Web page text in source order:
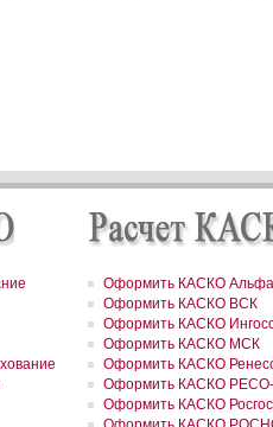
ООО «Атомэкспо»
квартиру на сумму
дом и квартиру на
области застраховал 2
продолжает
сельхозпроизводителей
застраховал самолеты
долларов
Оформить КАСКО
Оформить КАСКО ВСК
Оформить КАСКО
Оформить КАСКО МСК
Оформить КАСКО
Оформить КАСКО РЕСО-
Оформить КАСКО